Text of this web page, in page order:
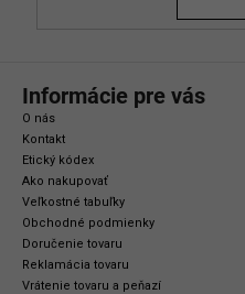
Informácie pre vás
O nás
Kontakt
Etický kódex
Ako nakupovať
Veľkostné tabuľky
Obchodné podmienky
Doručenie tovaru
Reklamácia tovaru
Vrátenie tovaru a peňazí